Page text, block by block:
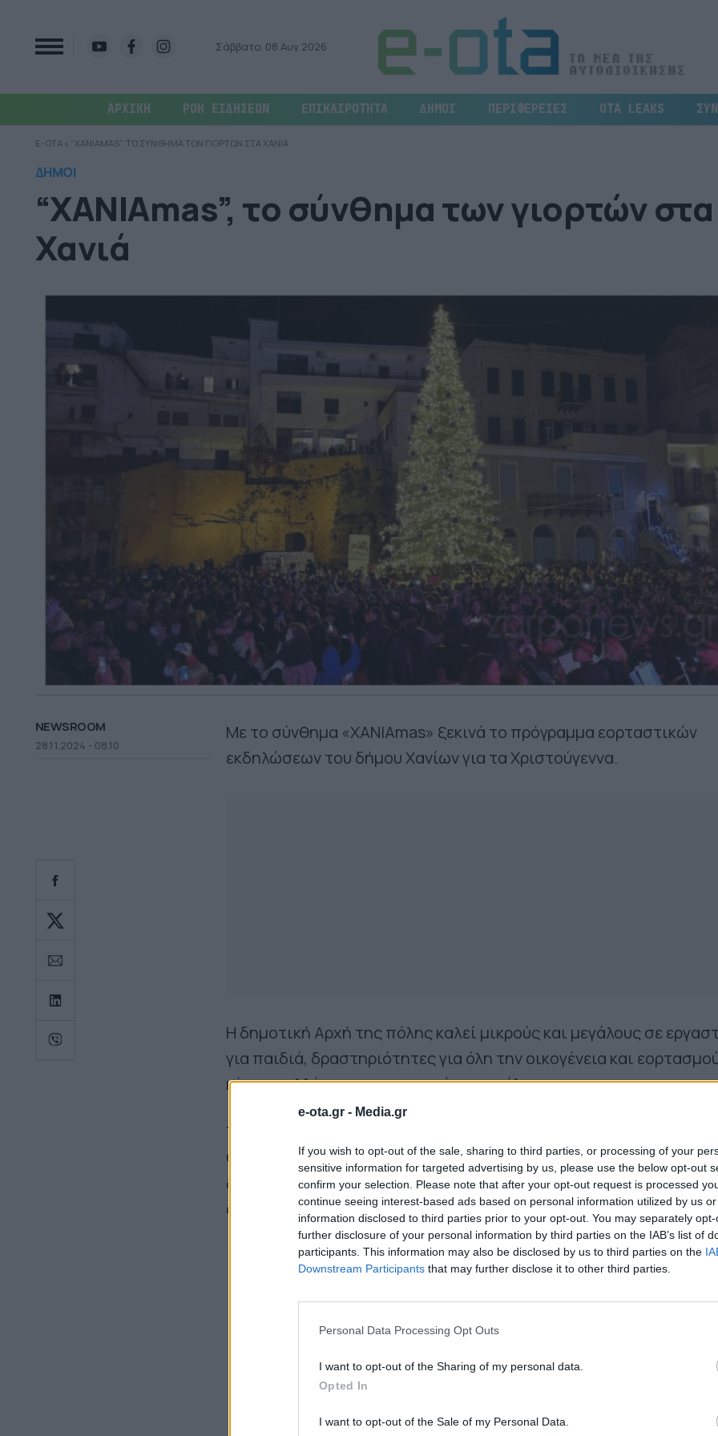
e-ota.gr - Media.gr
If you wish to opt-out of the sale, sharing to third parties, or processing of your
sensitive information for targeted advertising by us, please use the below opt-out
confirm your selection. Please note that after your opt-out request is processed
continue seeing interest-based ads based on personal information utilized by us
information disclosed to third parties prior to your opt-out. You may separately
further disclosure of your personal information by third parties on the IAB’s list of
participants. This information may also be disclosed by us to third parties on the
Downstream Participants that may further disclose it to other third parties.
Personal Data Processing Opt Outs
I want to opt-out of the Sharing of my personal data.
Opted In
I want to opt-out of the Sale of my Personal Data.
Σάββατο, 08 Αυγ 2026
ΑΡΧΙΚΗ ΡΟΗ ΕΙΔΗΣΕΩΝ ΕΠΙΚΑΙΡΟΤΗΤΑ ΔΗΜΟΙ ΠΕΡΙΦΕΡΕΙΕΣ OTA LEAKS
E-OTA » “ΧΑΝΙΑMAS”, ΤΟ ΣΥΝΘΗΜΑ ΤΩΝ ΓΙΟΡΤΩΝ ΣΤΑ ΧΑΝΙΑ
ΔΗΜΟΙ
“ΧΑΝΙΑmas”, το σύνθημα των γιορτών στα
Χανιά
NEWSROOM
28.11.2024 - 08.10
Με το σύνθημα «ΧΑΝΙΑmas» ξεκινά το πρόγραμμα εορταστικών
εκδηλώσεων του δήμου Χανίων για τα Χριστούγεννα.
Η δημοτική Αρχή της πόλης καλεί μικρούς και μεγάλους σε
για παιδιά, δραστηριότητες για όλη την οικογένεια και
κέντρο, αλλά και στις γειτονιές της πόλης.
Την επίσημη έναρξη των εορταστικών εκδηλώσεων του Δήμου
θα σηματοδοτήσει η φωτοδότηση του κεντρικού
δέντρου, στο Ενετικό Λιμάνι των Χανίων, το απόγευμα της
στην πλατεία δίπλα στο Γιαλί Τζαμί.